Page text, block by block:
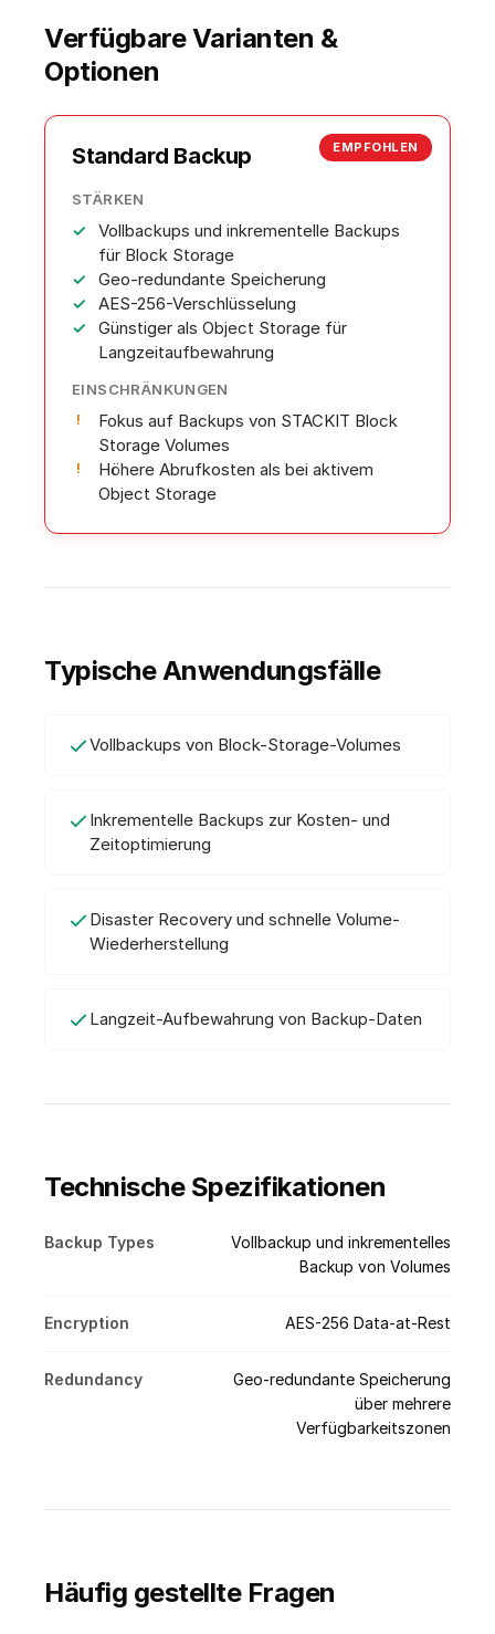
Verfügbare Varianten &
Optionen
EMPFOHLEN
Standard Backup
STÄRKEN
Vollbackups und inkrementelle Backups
für Block Storage
Geo-redundante Speicherung
AES-256-Verschlüsselung
Günstiger als Object Storage für
Langzeitaufbewahrung
EINSCHRÄNKUNGEN
Fokus auf Backups von STACKIT Block
Storage Volumes
Höhere Abrufkosten als bei aktivem
Object Storage
Typische Anwendungsfälle
Vollbackups von Block-Storage-Volumes
Inkrementelle Backups zur Kosten- und
Zeitoptimierung
Disaster Recovery und schnelle Volume-
Wiederherstellung
Langzeit-Aufbewahrung von Backup-Daten
Technische Spezifikationen
Backup Types
Vollbackup und inkrementelles
Backup von Volumes
Encryption AES-256 Data-at-Rest
Redundancy
Geo-redundante Speicherung
über mehrere
Verfügbarkeitszonen
Häufig gestellte Fragen